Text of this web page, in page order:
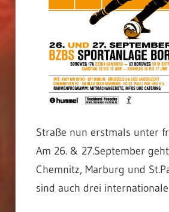
Straße nun erstmals unter
Am 26. & 27.September
Chemnitz, Marburg und
sind auch drei